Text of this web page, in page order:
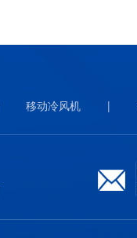
移动冷风机 |